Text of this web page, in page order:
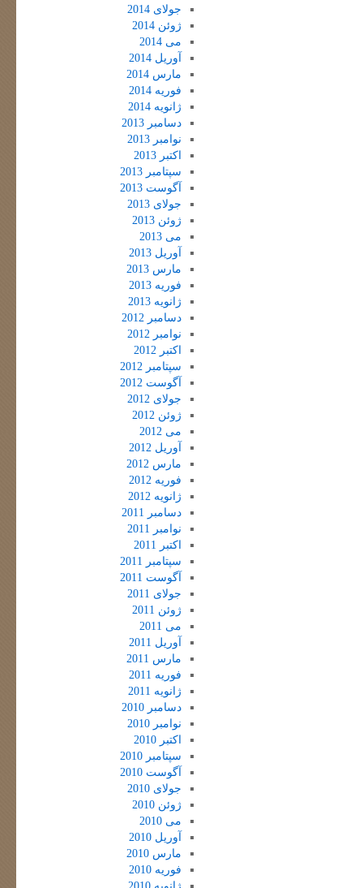
جولای 2014
ژوئن 2014
می 2014
آوریل 2014
مارس 2014
فوریه 2014
ژانویه 2014
دسامبر 2013
نوامبر 2013
اکتبر 2013
سپتامبر 2013
آگوست 2013
جولای 2013
ژوئن 2013
می 2013
آوریل 2013
مارس 2013
فوریه 2013
ژانویه 2013
دسامبر 2012
نوامبر 2012
اکتبر 2012
سپتامبر 2012
آگوست 2012
جولای 2012
ژوئن 2012
می 2012
آوریل 2012
مارس 2012
فوریه 2012
ژانویه 2012
دسامبر 2011
نوامبر 2011
اکتبر 2011
سپتامبر 2011
آگوست 2011
جولای 2011
ژوئن 2011
می 2011
آوریل 2011
مارس 2011
فوریه 2011
ژانویه 2011
دسامبر 2010
نوامبر 2010
اکتبر 2010
سپتامبر 2010
آگوست 2010
جولای 2010
ژوئن 2010
می 2010
آوریل 2010
مارس 2010
فوریه 2010